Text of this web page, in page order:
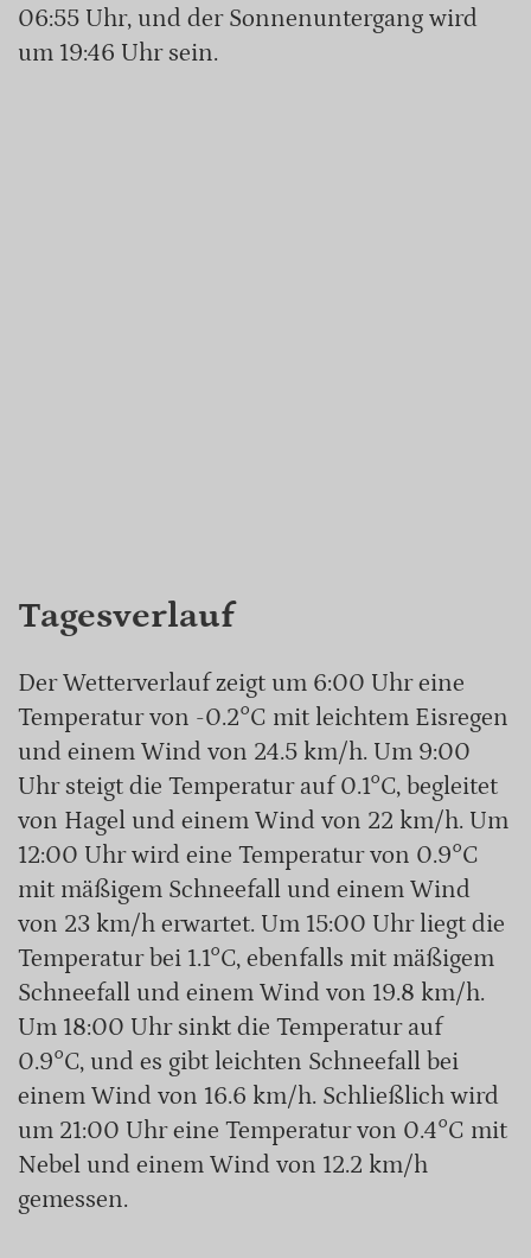
06:55 Uhr, und der Sonnenuntergang wird
um 19:46 Uhr sein.
Tagesverlauf
Der Wetterverlauf zeigt um 6:00 Uhr eine
Temperatur von -0.2°C mit leichtem Eisregen
und einem Wind von 24.5 km/h. Um 9:00
Uhr steigt die Temperatur auf 0.1°C, begleitet
von Hagel und einem Wind von 22 km/h. Um
12:00 Uhr wird eine Temperatur von 0.9°C
mit mäßigem Schneefall und einem Wind
von 23 km/h erwartet. Um 15:00 Uhr liegt die
Temperatur bei 1.1°C, ebenfalls mit mäßigem
Schneefall und einem Wind von 19.8 km/h.
Um 18:00 Uhr sinkt die Temperatur auf
0.9°C, und es gibt leichten Schneefall bei
einem Wind von 16.6 km/h. Schließlich wird
um 21:00 Uhr eine Temperatur von 0.4°C mit
Nebel und einem Wind von 12.2 km/h
gemessen.